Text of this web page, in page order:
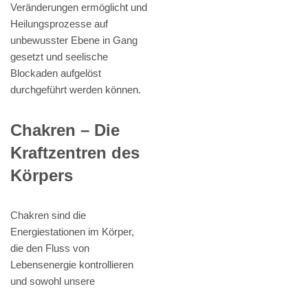
Veränderungen ermöglicht und
Heilungsprozesse auf
unbewusster Ebene in Gang
gesetzt und seelische
Blockaden aufgelöst
durchgeführt werden können.
Chakren – Die
Kraftzentren des
Körpers
Chakren sind die
Energiestationen im Körper,
die den Fluss von
Lebensenergie kontrollieren
und sowohl unsere